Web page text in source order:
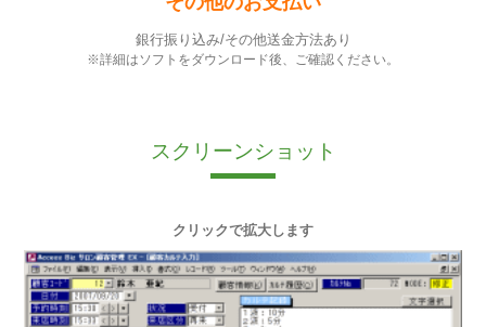
銀行振り込み/その他送金方法あり
※詳細はソフトをダウンロード後、ご確認ください。
スクリーンショット
クリックで拡大します